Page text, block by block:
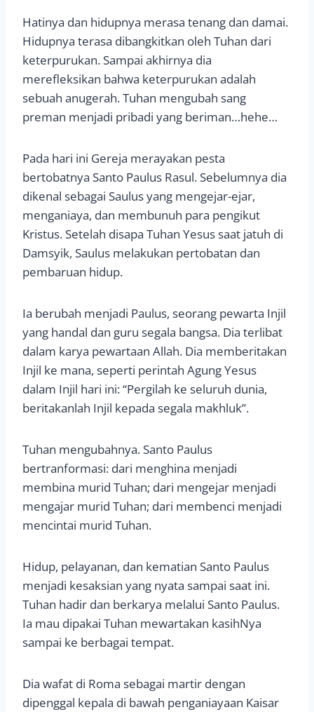
Hatinya dan hidupnya merasa tenang dan damai.
Hidupnya terasa dibangkitkan oleh Tuhan dari
keterpurukan. Sampai akhirnya dia
merefleksikan bahwa keterpurukan adalah
sebuah anugerah. Tuhan mengubah sang
preman menjadi pribadi yang beriman…hehe…
Pada hari ini Gereja merayakan pesta
bertobatnya Santo Paulus Rasul. Sebelumnya dia
dikenal sebagai Saulus yang mengejar-ejar,
menganiaya, dan membunuh para pengikut
Kristus. Setelah disapa Tuhan Yesus saat jatuh di
Damsyik, Saulus melakukan pertobatan dan
pembaruan hidup.
Ia berubah menjadi Paulus, seorang pewarta Injil
yang handal dan guru segala bangsa. Dia terlibat
dalam karya pewartaan Allah. Dia memberitakan
Injil ke mana, seperti perintah Agung Yesus
dalam Injil hari ini: “Pergilah ke seluruh dunia,
beritakanlah Injil kepada segala makhluk”.
Tuhan mengubahnya. Santo Paulus
bertranformasi: dari menghina menjadi
membina murid Tuhan; dari mengejar menjadi
mengajar murid Tuhan; dari membenci menjadi
mencintai murid Tuhan.
Hidup, pelayanan, dan kematian Santo Paulus
menjadi kesaksian yang nyata sampai saat ini.
Tuhan hadir dan berkarya melalui Santo Paulus.
Ia mau dipakai Tuhan mewartakan kasihNya
sampai ke berbagai tempat.
Dia wafat di Roma sebagai martir dengan
dipenggal kepala di bawah penganiayaan Kaisar